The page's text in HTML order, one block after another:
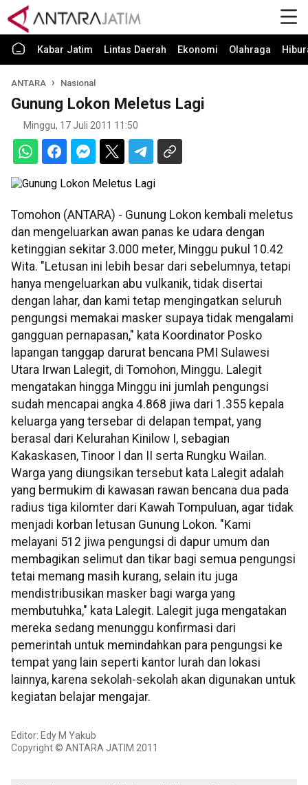
Kabar Jatim Lintas Daerah Ekonomi Olahraga
ANTARA Nasional
Gunung Lokon Meletus Lagi
Minggu, 17 Juli 2011 11:50
Tomohon (ANTARA) - Gunung Lokon kembali meletus
dan mengeluarkan awan panas ke udara dengan
ketinggian sekitar 3.000 meter, Minggu pukul 10.42
Wita. "Letusan ini lebih besar dari sebelumnya, tetapi
hanya mengeluarkan abu vulkanik, tidak disertai
dengan lahar, dan kami tetap mengingatkan seluruh
pengungsi memakai masker supaya tidak mengalami
gangguan pernapasan," kata Koordinator Posko
lapangan tanggap darurat bencana PMI Sulawesi
Utara Irwan Lalegit, di Tomohon, Minggu. Lalegit
mengatakan hingga Minggu ini jumlah pengungsi
sudah mencapai angka 4.868 jiwa dari 1.355 kepala
keluarga yang tersebar di delapan tempat, yang
berasal dari Kelurahan Kinilow I, sebagian
Kakaskasen, Tinoor I dan II serta Rungku Wailan.
Warga yang diungsikan tersebut kata Lalegit adalah
yang bermukim di kawasan rawan bencana dua pada
radius tiga kilomter dari Kawah Tompuluan, agar tidak
menjadi korban letusan Gunung Lokon. "Kami
melayani 512 jiwa pengungsi di dapur umum dan
membagikan selimut dan tikar bagi semua pengungsi
tetai memang masih kurang, selain itu juga
mendistribusikan masker bagi warga yang
membutuhka," kata Lalegit. Lalegit juga mengatakan
mereka sedang menunggu konfirmasi dari
pemerintah untuk memindahkan para pengungsi ke
tempat yang lain seperti kantor lurah dan lokasi
lainnya, karena sekolah-sekolah akan digunakan untuk
kegiatan belajar mengajar.
Editor: Edy M Yakub
Copyright © ANTARA JATIM 2011